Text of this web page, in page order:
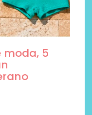
moda, 5